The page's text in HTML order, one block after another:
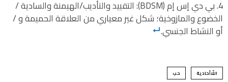
بي دي إس إم (BDSM): التقييد والتأديب/الهيمنة والسادية /
الخضوع والمازوخية؛ شكل غير معياري من العلاقة الحميمة و /
أو النشاط الجنسي.
اللّاأحادية حب